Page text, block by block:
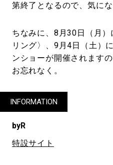
第終了となるので、気にな
ちなみに、8月30日（月
リング〉、9月4日（土）
ンショーが開催されます
お忘れなく。
INFORMATION
byR
特設サイト